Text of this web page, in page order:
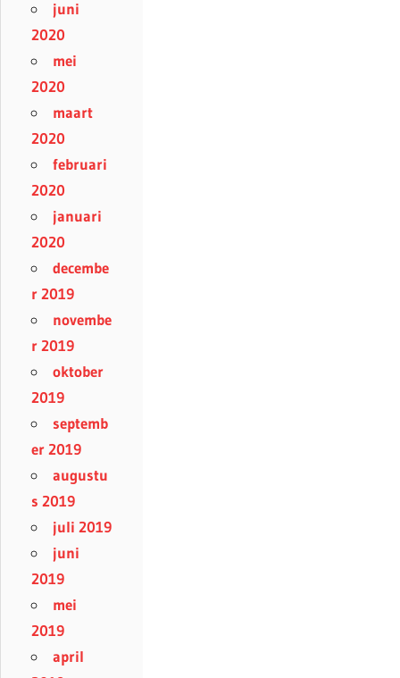
juni
2020
mei
2020
maart
2020
februari
2020
januari
2020
decembe
r 2019
novembe
r 2019
oktober
2019
septemb
er 2019
augustu
s 2019
juli 2019
juni
2019
mei
2019
april